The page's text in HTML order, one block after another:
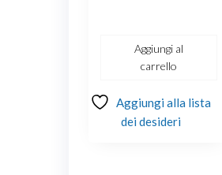
Aggiungi al
carrello
Aggiungi alla lista
dei desideri